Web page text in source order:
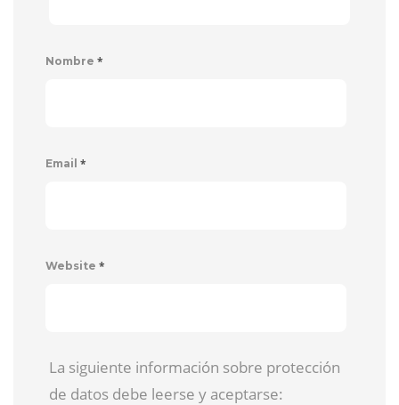
Nombre *
Email *
Website *
La siguiente información sobre protección
de datos debe leerse y aceptarse: